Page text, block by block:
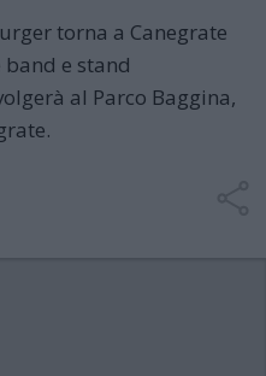
torna a Canegrate
e stand
al Parco Baggina,